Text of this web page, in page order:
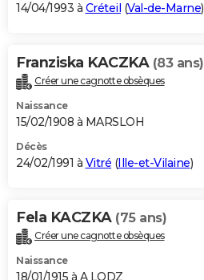
14/04/1993 à Créteil (Val-de-Marne)
Franziska KACZKA (83 ans)
Créer une cagnotte obsèques
Naissance
15/02/1908 à MARSLOH
Décès
24/02/1991 à Vitré (Ille-et-Vilaine)
Fela KACZKA (75 ans)
Créer une cagnotte obsèques
Naissance
18/01/1915 à A LODZ